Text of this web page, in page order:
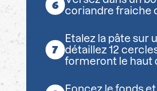
coriandre fraiche
Etalez la pâte sur
détaillez 12
formeront le haut
Foncez le fonds